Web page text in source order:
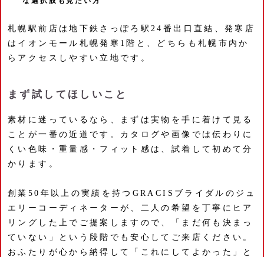
札幌駅前店は地下鉄さっぽろ駅24番出口直結、発寒店
はイオンモール札幌発寒1階と、どちらも札幌市内か
らアクセスしやすい立地です。
まず試してほしいこと
素材に迷っているなら、まずは実物を手に着けて見る
ことが一番の近道です。カタログや画像では伝わりに
くい色味・重量感・フィット感は、試着して初めて分
かります。
創業50年以上の実績を持つGRACISブライダルのジュ
エリーコーディネーターが、二人の希望を丁寧にヒア
リングした上でご提案しますので、「まだ何も決まっ
ていない」という段階でも安心してご来店ください。
おふたりが心から納得して「これにしてよかった」と